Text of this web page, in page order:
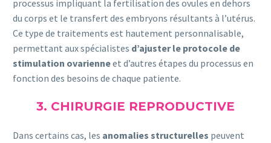
processus impliquant la fertilisation des ovules en dehors
du corps et le transfert des embryons résultants à l’utérus.
Ce type de traitements est hautement personnalisable,
permettant aux spécialistes d’ajuster le protocole de
stimulation ovarienneet d’autres étapes du processus en
fonction des besoins de chaque patiente.
3. CHIRURGIE REPRODUCTIVE
Dans certains cas, les anomalies structurelles peuvent